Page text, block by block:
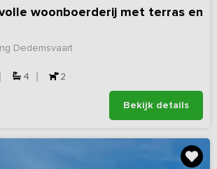
woonboerderij met terras en
Dedemsvaart
4 2
Bekijk details